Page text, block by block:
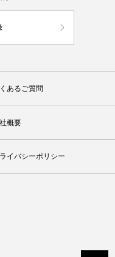
あるご質問
概要
イバシーポリシー